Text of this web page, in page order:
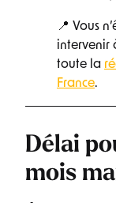
📍 Vous
intervenir
toute la
France.
Délai
mois